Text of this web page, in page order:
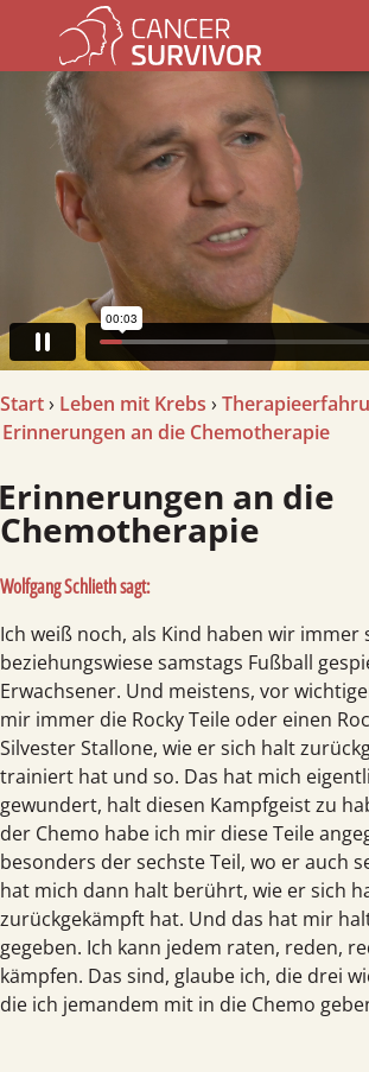
arrow_left
Start› Leben mit Krebs ›
Erinnerungen an die Chemotherapie
an die
Chemotherapie
Wolfgang Schlieth sagt:
Ich weiß noch, als Kind haben wir immer
beziehungswiese samstags Fußball
Erwachsener. Und meistens, vor
mir immer die Rocky Teile oder einen
Silvester Stallone, wie er sich halt
trainiert hat und so. Das hat mich
gewundert, halt diesen Kampfgeist zu
der Chemo habe ich mir diese Teile
besonders der sechste Teil, wo er auch
hat mich dann halt berührt, wie er sich
zurückgekämpft hat. Und das hat mir
gegeben. Ich kann jedem raten, reden,
kämpfen. Das sind, glaube ich, die drei
die ich jemandem mit in die Chemo